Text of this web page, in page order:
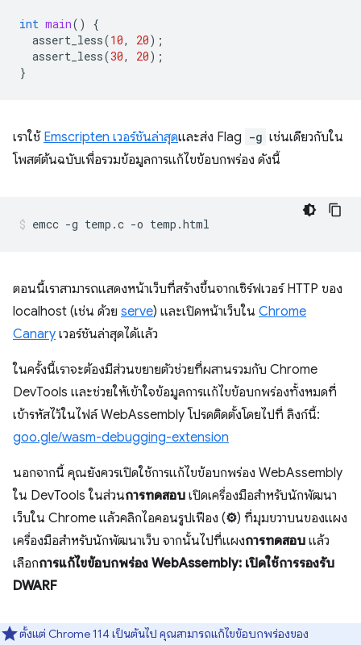
int main()
{
assert_less(10, 20);
assert_less(30, 20);
}
เราใช้ Emscripten เวอร์ชันล่าสุดและส่ง Flag -g เช่นเดียวกับใน
โพสต์ต้นฉบับเพื่อรวมข้อมูลการแก้ไขข้อบกพร่อง ดังนี้
ตอนนี้เราสามารถแสดงหน้าเว็บที่สร้างขึ้นจากเซิร์ฟเวอร์ HTTP ของ
localhost (เช่น ด้วย serve) และเปิดหน้าเว็บใน Chrome
Canary เวอร์ชันล่าสุดได้แล้ว
ในครั้งนี้เราจะต้องมีส่วนขยายตัวช่วยที่ผสานรวมกับ Chrome
DevTools และช่วยให้เข้าใจข้อมูลการแก้ไขข้อบกพร่องทั้งหมดที่
เข้ารหัสไว้ในไฟล์ WebAssembly โปรดติดตั้งโดยไปที่ ลิงก์นี้:
goo.gle/wasm-debugging-extension
นอกจากนี้ คุณยังควรเปิดใช้การแก้ไขข้อบกพร่อง WebAssembly
ใน DevTools ในส่วนการทดสอบ เปิดเครื่องมือสำหรับนักพัฒนา
เว็บใน Chrome แล้วคลิกไอคอนรูปเฟือง (⚙) ที่มุมขวาบนของแผง
เครื่องมือสำหรับนักพัฒนาเว็บ จากนั้นไปที่แผงการทดสอบ แล้ว
เลือกการแก้ไขข้อบกพร่อง WebAssembly: เปิดใช้การรองรับ
DWARF
ตั้งแต่ Chrome 114 เป็นต้นไป คุณสามารถแก้ไขข้อบกพร่องของ